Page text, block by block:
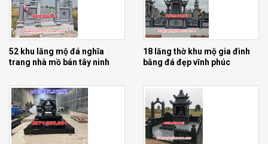
52 khu lăng mộ đá nghĩa
trang nhà mồ bán tây ninh
18 lăng thờ khu mộ gia đình
bằng đá đẹp vĩnh phúc